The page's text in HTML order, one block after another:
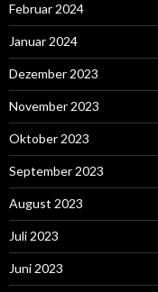
Februar 2024
Januar 2024
Dezember 2023
November 2023
Oktober 2023
September 2023
August 2023
Juli 2023
Juni 2023